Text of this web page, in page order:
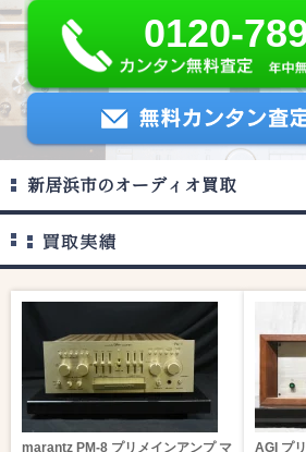
0120-
新居浜市のオーディオ買取
marantz PM-8 プリメインアンプ マ AGI プ